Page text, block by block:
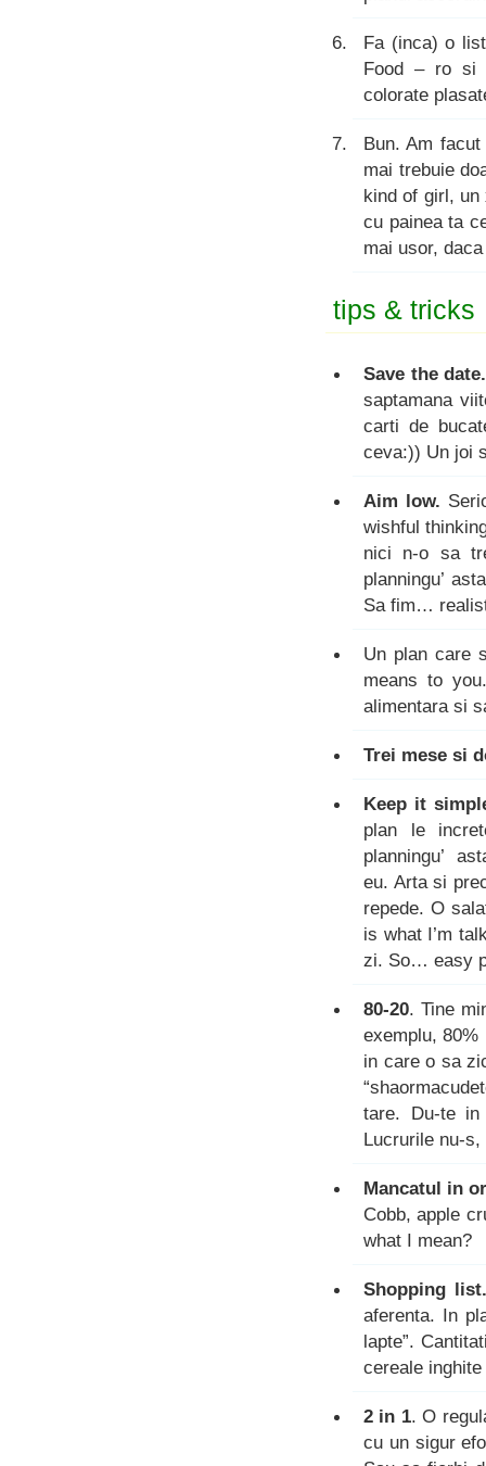
Fa (inca) o
Food – ro si
colorate
Bun. Am
mai trebuie
kind of girl,
cu painea ta
mai usor,
tips & tricks
Save the date.
saptamana
carti de
ceva:)) Un joi
Aim low.
wishful
nici n-o sa
planningu’
Sa fim…
Un plan care
means to
alimentara si
Trei mese si
Keep it
plan le
planningu’
eu. Arta si
repede. O
is what I’m
zi. So… easy
80-20. Tine
exemplu,
in care o sa
tare. Du-te
Lucrurile nu-
Mancatul in
Cobb, apple
what I mean?
Shopping list.
aferenta. In
lapte”.
cereale
2 in 1. O
cu un sigur